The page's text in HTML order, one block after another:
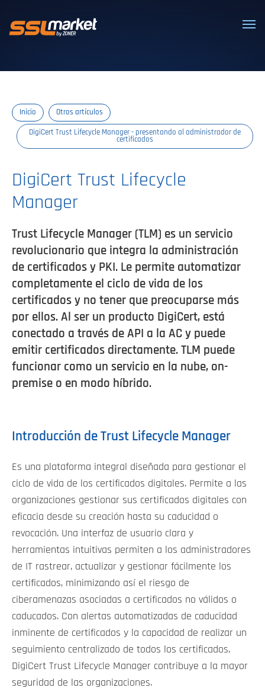
Certificados SSL/TLS confiables
Inicio Otros artículos
DigiCert Trust Lifecycle Manager - presentando al administrador de
certificados
DigiCert Trust Lifecycle
Manager
Trust Lifecycle Manager (TLM) es un servicio
revolucionario que integra la administración
de certificados y PKI. Le permite automatizar
completamente el ciclo de vida de los
certificados y no tener que preocuparse más
por ellos. Al ser un producto DigiCert, está
conectado a través de API a la AC y puede
emitir certificados directamente. TLM puede
funcionar como un servicio en la nube, on-
premise o en modo híbrido.
Introducción de Trust Lifecycle Manager
Es una plataforma integral diseñada para gestionar el
ciclo de vida de los certificados digitales. Permite a las
organizaciones gestionar sus certificados digitales con
eficacia desde su creación hasta su caducidad o
revocación. Una interfaz de usuario clara y
herramientas intuitivas permiten a los administradores
de IT rastrear, actualizar y gestionar fácilmente los
certificados, minimizando así el riesgo de
ciberamenazas asociadas a certificados no válidos o
caducados. Con alertas automatizadas de caducidad
inminente de certificados y la capacidad de realizar un
seguimiento centralizado de todos los certificados,
DigiCert Trust Lifecycle Manager contribuye a la mayor
seguridad de las organizaciones.